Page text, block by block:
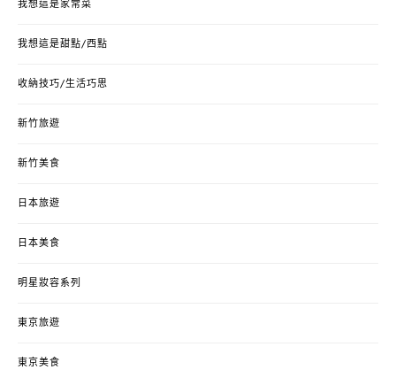
我想這是家常菜
我想這是甜點/西點
收納技巧/生活巧思
新竹旅遊
新竹美食
日本旅遊
日本美食
明星妝容系列
東京旅遊
東京美食